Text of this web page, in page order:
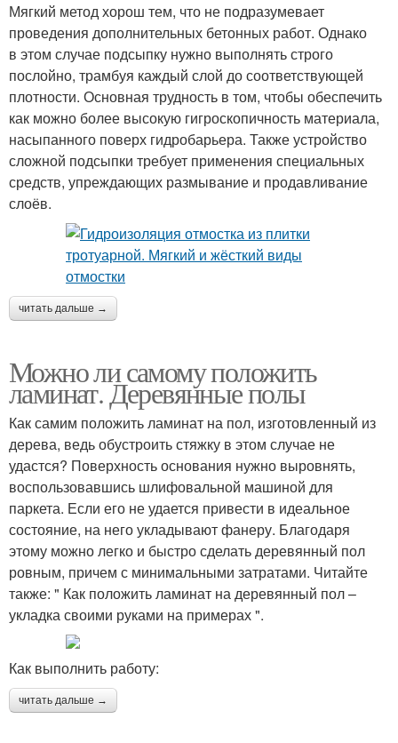
Мягкий метод хорош тем, что не подразумевает
проведения дополнительных бетонных работ. Однако
в этом случае подсыпку нужно выполнять строго
послойно, трамбуя каждый слой до соответствующей
плотности. Основная трудность в том, чтобы обеспечить
как можно более высокую гигроскопичность материала,
насыпанного поверх гидробарьера. Также устройство
сложной подсыпки требует применения специальных
средств, упреждающих размывание и продавливание
слоёв.
читать дальше →
Можно ли самому положить
ламинат. Деревянные полы
Как самим положить ламинат на пол, изготовленный из
дерева, ведь обустроить стяжку в этом случае не
удастся? Поверхность основания нужно выровнять,
воспользовавшись шлифовальной машиной для
паркета. Если его не удается привести в идеальное
состояние, на него укладывают фанеру. Благодаря
этому можно легко и быстро сделать деревянный пол
ровным, причем с минимальными затратами. Читайте
также: " Как положить ламинат на деревянный пол –
укладка своими руками на примерах ".
Как выполнить работу:
читать дальше →